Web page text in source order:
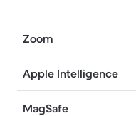
Zoom
Apple Intelligence
MagSafe